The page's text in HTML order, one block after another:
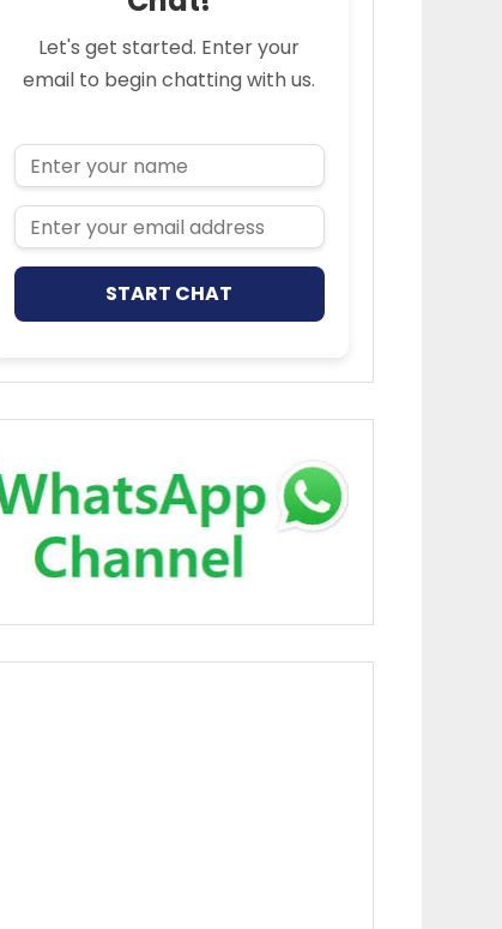
Let's get started. Enter your
email to begin chatting with us.
Name
Email Address
START CHAT